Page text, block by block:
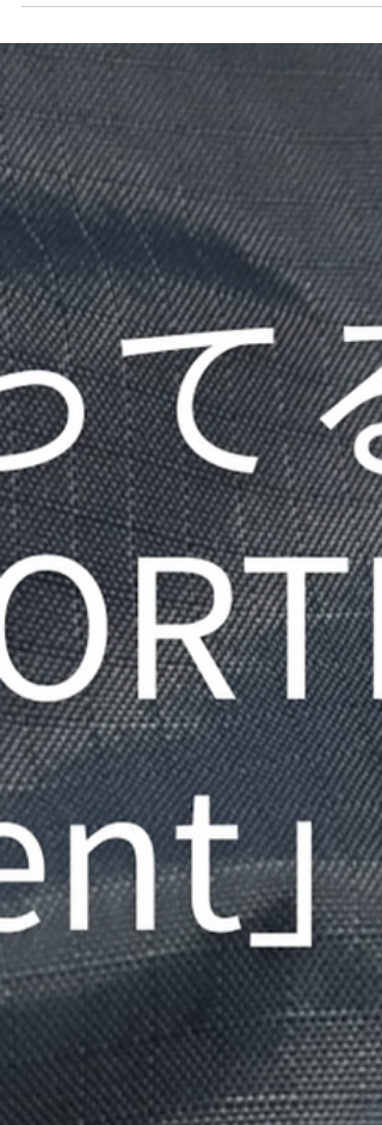
と感じることが多くて、そこにはちゃんと理由が
も、すでに好きな人にも知っておいてほしい韓国
古着が人気な3つの理由を整理して紹介します。
の特徴を知っておくと、アイテム選びがかなり楽
しくなります。 ▽ トレンドの速さ 韓国古着の一
の魅力は、トレンドの反映がとにかく早いところ
です。 韓国ではストリートからモードまで流行
移り変わりが早く、少し前に流行ったデザインや
シルエットがすぐに古着市場に出てきます。 そ
おかげで、日本ではまだ高いアイテムや、今っぽ
いデザインの服を古着価格で楽しめるのが強みで
す。 今の気分に合う服を探している人にとって
韓国古着はかなり相性がいいジャンルだと思いま
す。 ▽ 状態の良さ 韓国古着が初心者にもおすす
される理由のひとつが、全体的にコンディション
が良いことです。 着用回数が少ないものや、保
状態が良いアイテムが多く、 「古着＝ボロい」
いうイ